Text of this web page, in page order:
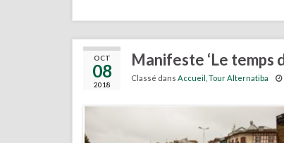
OCT
08
2018
Manifeste ‘Le temps
Classé dans Accueil Tour Alternatiba